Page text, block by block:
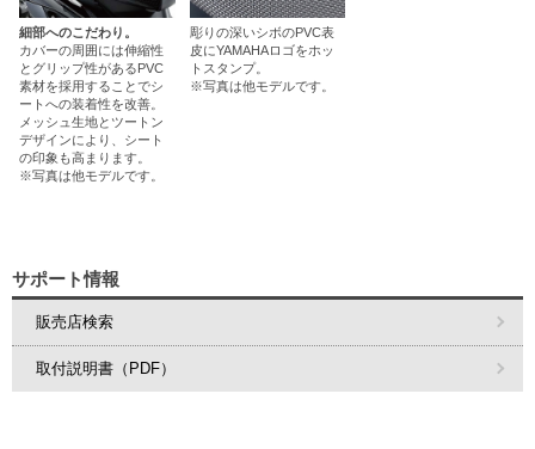
細部へのこだわり。
カバーの周囲には伸縮性
とグリップ性があるPVC
素材を採用することでシ
ートへの装着性を改善。
メッシュ生地とツートン
デザインにより、シート
の印象も高まります。
※写真は他モデルです。
彫りの深いシボのPVC表
皮にYAMAHAロゴをホッ
トスタンプ。
※写真は他モデルです。
サポート情報
販売店検索
取付説明書（PDF）